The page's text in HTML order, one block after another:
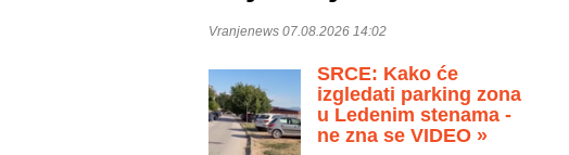
Vranjenews 07.08.2026 14:02
SRCE: Kako će
izgledati parking zona
u Ledenim stenama -
ne zna se VIDEO »